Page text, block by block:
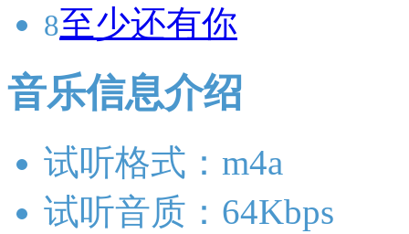
8至少还有你
音乐信息介绍
试听格式：m4a
试听音质：64Kbps